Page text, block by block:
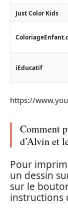
Just Color Kids
iEducatif
https://
Comment
d’Alvin et
Pour
un dessin
sur le
instructions